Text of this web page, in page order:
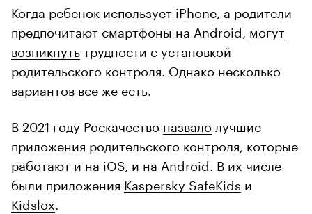
Когда ребенок использует iPhone, а родители
предпочитают смартфоны на Android, могут
возникнутьтрудности с установкой
родительского контроля. Однако несколько
вариантов все же есть.
В 2021 году Роскачество назвало лучшие
приложения родительского контроля, которые
работают и на iOS, и на Android. В их числе
были приложения Kaspersky SafeKids и
Kidslox